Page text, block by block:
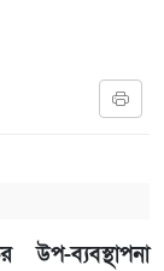
উপ-ব্যবস্থাপনা